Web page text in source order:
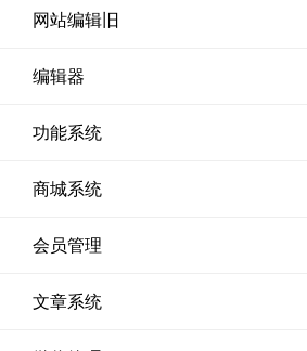
网站编辑旧
编辑器
功能系统
商城系统
会员管理
文章系统